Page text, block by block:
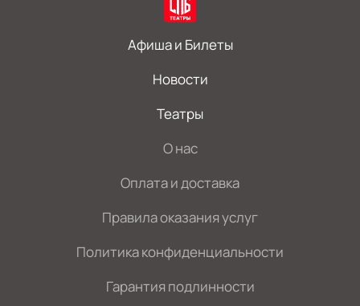
Афиша и Билеты
Новости
Театры
О нас
Оплата и доставка
Правила оказания услуг
Политика конфиденциальности
Гарантия подлинности